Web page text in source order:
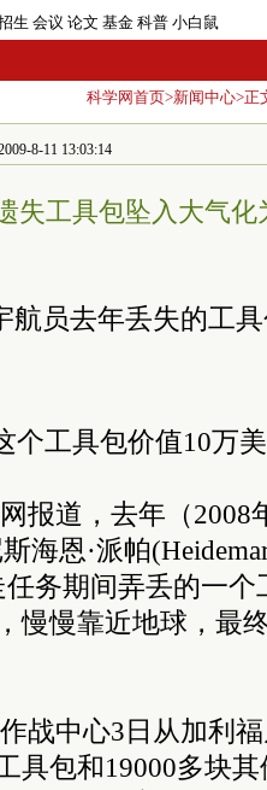
生 会议 论文 基金 科普 小白鼠
科学网首页>新闻中心>正
8-11 13:03:14
失工具包坠入大气化
航员去年丢失的工
个工具包价值10万
报道，去年（2008
海恩·派帕
务期间弄丢的一
慢慢靠近地球，最
战中心3日从加利
具包和19000多块